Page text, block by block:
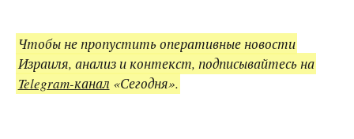
Чтобы не пропустить оперативные новости
Израиля, анализ и контекст, подписывайтесь на
Telegram-канал «Сегодня».